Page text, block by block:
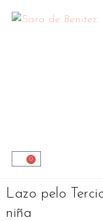
0
Lazo pelo
niña